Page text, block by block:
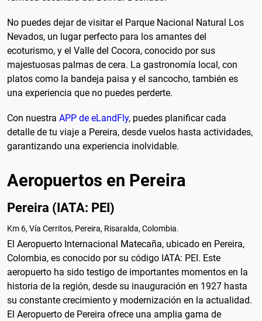
No puedes dejar de visitar el Parque Nacional Natural Los
Nevados, un lugar perfecto para los amantes del
ecoturismo, y el Valle del Cocora, conocido por sus
majestuosas palmas de cera. La gastronomía local, con
platos como la bandeja paisa y el sancocho, también es
una experiencia que no puedes perderte.
Con nuestra APP de eLandFly, puedes planificar cada
detalle de tu viaje a Pereira, desde vuelos hasta actividades,
garantizando una experiencia inolvidable.
Aeropuertos en Pereira
Pereira (IATA: PEI)
Km 6, Vía Cerritos, Pereira, Risaralda, Colombia.
El Aeropuerto Internacional Matecaña, ubicado en Pereira,
Colombia, es conocido por su código IATA: PEI. Este
aeropuerto ha sido testigo de importantes momentos en la
historia de la región, desde su inauguración en 1927 hasta
su constante crecimiento y modernización en la actualidad.
El Aeropuerto de Pereira ofrece una amplia gama de